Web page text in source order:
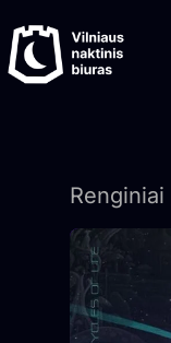
prie
turinio
Renginiai